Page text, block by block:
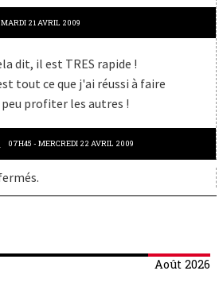
Août 2026
MARDI 21AVRIL 2009
dit, il est TRES rapide !
tout ce que j'ai réussi à faire
profiter les autres !
07H45 -MERCREDI 22 AVRIL 2009